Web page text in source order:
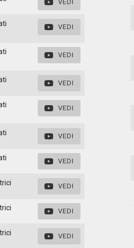
VEDI
VEDI
VEDI
VEDI
VEDI
VEDI
VEDI
VEDI
VEDI
VEDI